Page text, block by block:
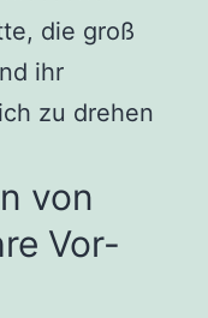
die groß
ihr
zu drehen
von
Vor-